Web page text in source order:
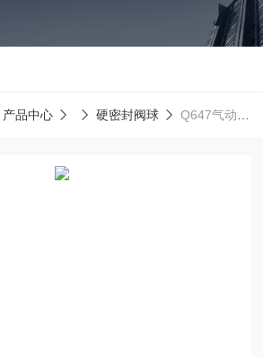
在线留言
产品中心 硬密封阀球 Q647气动硬密封球阀